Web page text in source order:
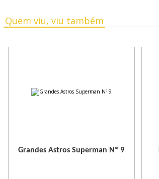
Quem viu, viu também
Grandes Astros Superman Nº 9